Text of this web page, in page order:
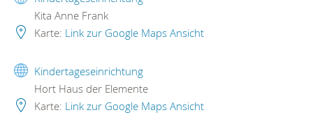
Kita Anne Frank
Karte: Link zur Google Maps Ansicht
Kindertageseinrichtung
Hort Haus der Elemente
Karte: Link zur Google Maps Ansicht